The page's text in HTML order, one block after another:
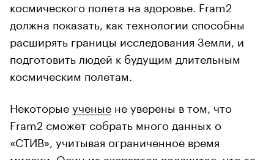
космического полета на здоровье. Fram2
должна показать, как технологии способны
расширять границы исследования Земли, и
подготовить людей к будущим длительным
космическим полетам.
Некоторыеученые не уверены в том, что
Fram2 сможет собрать много данных о
«СТИВ», учитывая ограниченное время